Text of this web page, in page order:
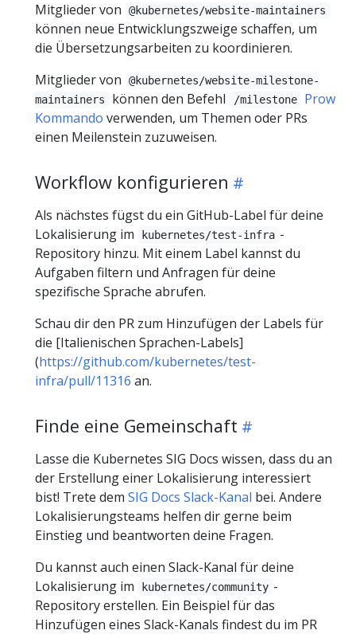
Mitglieder von
@kubernetes/website-maintainers
können neue Entwicklungszweige schaffen, um
die Übersetzungsarbeiten zu koordinieren.
Mitglieder von
@kubernetes/website-milestone-
maintainers
können den Befehl /milestone
Prow
Kommando verwenden, um Themen oder PRs
einen Meilenstein zuzuweisen.
Workflow konfigurieren
Als nächstes fügst du ein GitHub-Label für deine
Lokalisierung im
kubernetes/test-infra -
Repository hinzu. Mit einem Label kannst du
Aufgaben filtern und Anfragen für deine
spezifische Sprache abrufen.
Schau dir den PR zum Hinzufügen der Labels für
die [Italienischen Sprachen-Labels]
(https://github.com/kubernetes/test-
infra/pull/11316 an.
Finde eine Gemeinschaft
Lasse die Kubernetes SIG Docs wissen, dass du an
der Erstellung einer Lokalisierung interessiert
bist! Trete dem SIG Docs Slack-Kanal bei. Andere
Lokalisierungsteams helfen dir gerne beim
Einstieg und beantworten deine Fragen.
Du kannst auch einen Slack-Kanal für deine
Lokalisierung im
kubernetes/community -
Repository erstellen. Ein Beispiel für das
Hinzufügen eines Slack-Kanals findest du im PR